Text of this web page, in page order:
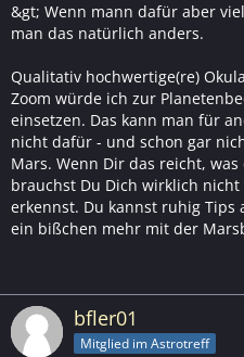
&gt; Wenn mann dafür aber
man das natürlich anders.
Qualitativ hochwertige(re)
Zoom würde ich zur
einsetzen. Das kann man für
nicht dafür - und schon gar
Mars. Wenn Dir das reicht,
brauchst Du Dich wirklich
erkennst. Du kannst ruhig Tips
ein bißchen mehr mit der
bfler01
Mitglied im Astrotreff